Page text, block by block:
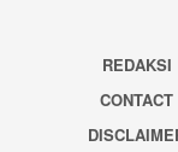
REDAKSI
CONTACT